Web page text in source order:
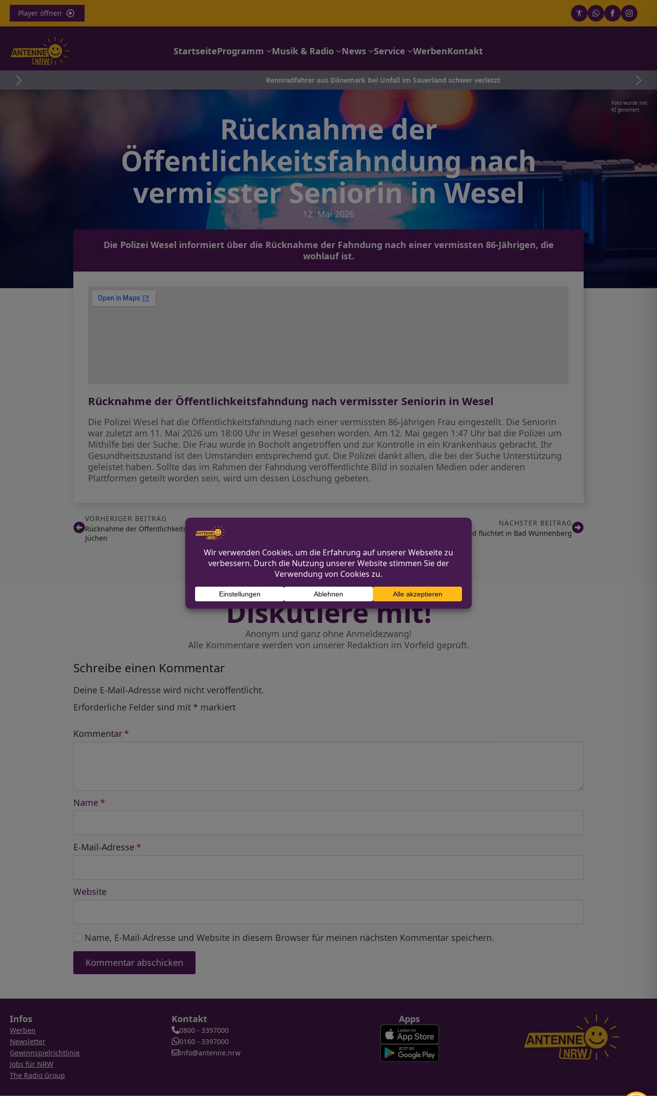
Player öffnen
StartseiteProgramm Musik & Radio News Service WerbenKontakt
Rennradfahrer aus Dänemark bei Unfall im Sauerland schwer verletzt
Foto wurde mit
KI generiert
Rücknahme der
Öffentlichkeitsfahndung nach
vermisster Seniorin in Wesel
12. Mai 2026
Die Polizei Wesel informiert über die Rücknahme der Fahndung nach einer vermissten 86-Jährigen, die
wohlauf ist.
Rücknahme der Öffentlichkeitsfahndung nach vermisster Seniorin in Wesel
Die Polizei Wesel hat die Öffentlichkeitsfahndung nach einer vermissten 86-jährigen Frau eingestellt. Die Seniorin
war zuletzt am 11. Mai 2026 um 18:00 Uhr in Wesel gesehen worden. Am 12. Mai gegen 1:47 Uhr bat die Polizei um
Mithilfe bei der Suche. Die Frau wurde in Bocholt angetroffen und zur Kontrolle in ein Krankenhaus gebracht. Ihr
Gesundheitszustand ist den Umständen entsprechend gut. Die Polizei dankt allen, die bei der Suche Unterstützung
geleistet haben. Sollte das im Rahmen der Fahndung veröffentlichte Bild in sozialen Medien oder anderen
Plattformen geteilt worden sein, wird um dessen Löschung gebeten.
VORHERIGER BEITRAG
Rücknahme der Öffentlichkeitsfahndung: Vermisste Frau zurück in
Jüchen
NÄCHSTER BEITRAG
Seniorin verursacht Unfälle und flüchtet in Bad Wünnenberg
Diskutiere mit!
Anonym und ganz ohne Anmeldezwang!
Alle Kommentare werden von unserer Redaktion im Vorfeld geprüft.
Schreibe einen Kommentar
Deine E-Mail-Adresse wird nicht veröffentlicht.
Erforderliche Felder sind mit * markiert
Kommentar *
Name *
E-Mail-Adresse *
Website
Name, E-Mail-Adresse und Website in diesem Browser für meinen nächsten Kommentar speichern.
Infos
Werben
Newsletter
Gewinnspielrichtlinie
Jobs für NRW
The Radio Group
Kontakt
0800 - 3397000
0160 - 3397000
info@antenne.nrw
Apps